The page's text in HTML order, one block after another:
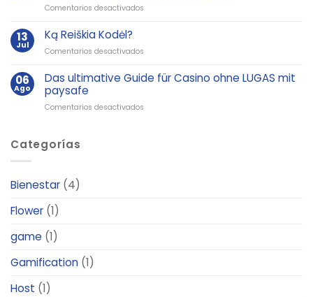
Comentarios desactivados
működik
13
Jul
Ką Reiškia Kodėl?
Comentarios desactivados
Reiškia
06
Ago
Das ultimative Guide für Casino ohne LUGAS mit
paysafe
Comentarios desactivados
Categorías
Bienestar (4)
Flower (1)
game (1)
Gamification (1)
Host (1)